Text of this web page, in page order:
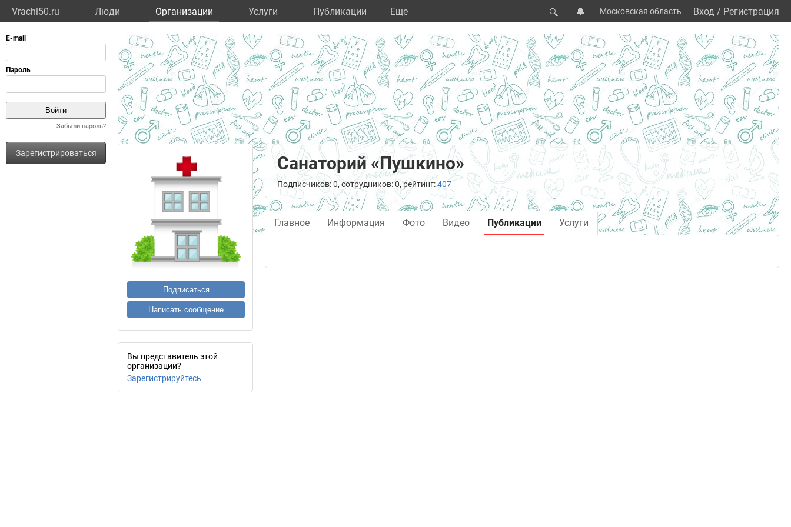
Vrachi50.ru Люди Организации Услуги Публикации Eще 🔍 🔔 Московская область Вход / Регистрация
Забыли пароль?
Зарегистрироваться
Подписаться
Написать сообщение
Вы представитель этой
организации?
Зарегистрируйтесь
Санаторий «Пушкино»
Подписчиков: 0, сотрудников: 0, рейтинг:407
Главное Информация Фото Видео Публикации Услуги